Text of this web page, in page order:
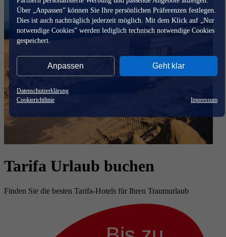
Über „Anpassen” können Sie Ihre persönlichen Präferenzen festlegen.
Dies ist auch nachträglich jederzeit möglich. Mit dem Klick auf „Nur
notwendige Cookies” werden lediglich technisch notwendige Cookies
gespeichert.
Anpassen Geht klar
Datenschutzerklärung
Cookierichtlinie
Impressum
Tarifa Urlaub buchen
Finden Sie die besten Tarifa-Hotels für Ihren Traumurlaub